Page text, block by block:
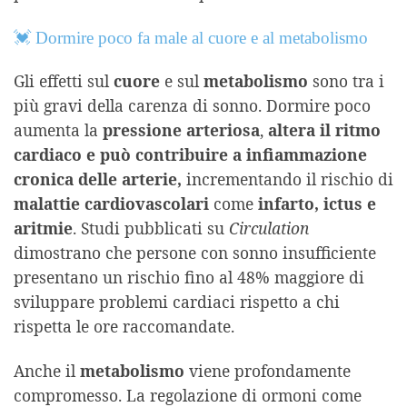
💓 Dormire poco fa male al cuore e al metabolismo
Gli effetti sulcuore e sulmetabolismo sono tra i
più gravi della carenza di sonno. Dormire poco
aumenta la pressione arteriosa, altera il ritmo
cardiaco e può contribuire a infiammazione
cronica delle arterie, incrementando il rischio di
malattie cardiovascolari come infarto, ictus e
aritmie. Studi pubblicati su Circulation
dimostrano che persone con sonno insufficiente
presentano un rischio fino al 48% maggiore di
sviluppare problemi cardiaci rispetto a chi
rispetta le ore raccomandate.
Anche ilmetabolismo viene profondamente
compromesso. La regolazione di ormoni come